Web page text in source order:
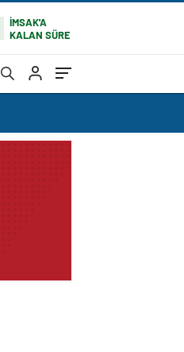
İMSAK'A
KALAN SÜRE